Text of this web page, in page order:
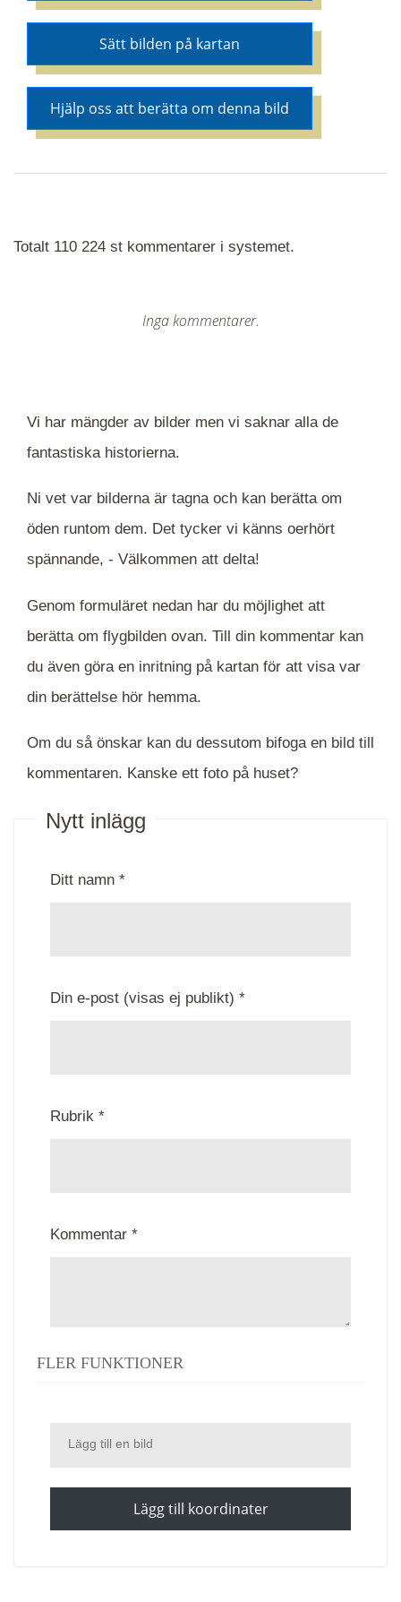
Sätt bilden på kartan
Hjälp oss att berätta om denna bild
Totalt 110 224 st kommentarer i systemet.
Inga kommentarer.
Vi har mängder av bilder men vi saknar alla de
fantastiska historierna.
Ni vet var bilderna är tagna och kan berätta om
öden runtom dem. Det tycker vi känns oerhört
spännande, - Välkommen att delta!
Genom formuläret nedan har du möjlighet att
berätta om flygbilden ovan. Till din kommentar kan
du även göra en inritning på kartan för att visa var
din berättelse hör hemma.
Om du så önskar kan du dessutom bifoga en bild till
kommentaren. Kanske ett foto på huset?
Nytt inlägg
Ditt namn *
Din e-post (visas ej publikt) *
Rubrik *
Kommentar *
FLER FUNKTIONER
Lägg till en bild
Lägg till koordinater